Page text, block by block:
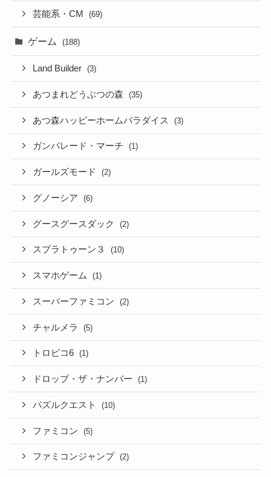
芸能系・CM (69)
ゲーム (188)
Land Builder (3)
あつまれどうぶつの森 (35)
あつ森ハッピーホームパラダイス (3)
ガンパレード・マーチ (1)
ガールズモード (2)
グノーシア (6)
グースグースダック (2)
スプラトゥーン３ (10)
スマホゲーム (1)
スーパーファミコン (2)
チャルメラ (5)
トロピコ6 (1)
ドロップ・ザ・ナンバー (1)
パズルクエスト (10)
ファミコン (5)
ファミコンジャンプ (2)